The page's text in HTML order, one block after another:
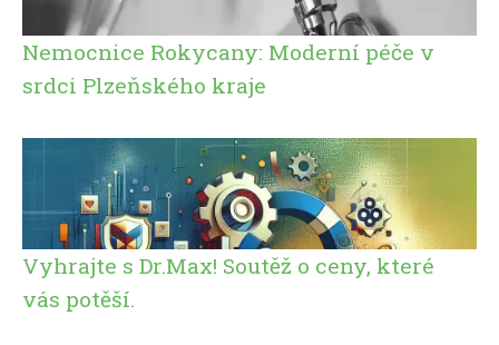
Nemocnice Rokycany: Moderní péče v
srdci Plzeňského kraje
Vyhrajte s Dr.Max! Soutěž o ceny, které
vás potěší.